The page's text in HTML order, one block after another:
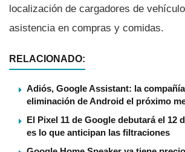
localización de cargadores de
asistencia en compras y comidas.
RELACIONADO:
Adiós, Google Assistant: la
eliminación de Android el próximo
El Pixel 11 de Google debutará el 12
es lo que anticipan las filtraciones